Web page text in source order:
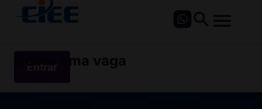
Entrar
Quero uma vaga